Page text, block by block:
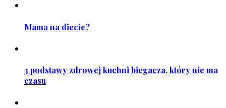
Mama na diecie?
3 podstawy zdrowej kuchni biegacza, który nie ma
czasu